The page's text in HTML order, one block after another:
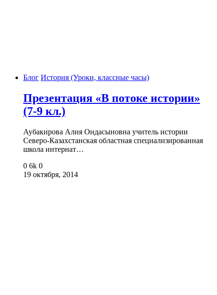
Блог История (Уроки, классные часы)
Презентация «В потоке истории»
(7-9 кл.)
Аубакирова Алия Ондасыновна учитель истории
Северо-Казахстанская областная специализированная
школа интернат…
0 6k 0
19 октября, 2014